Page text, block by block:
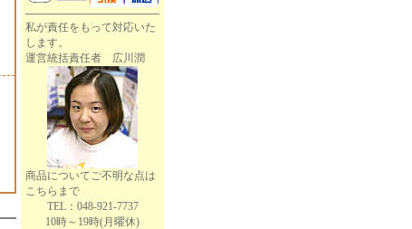
私が責任をもって対応いた
します。
運営統括責任者 広川潤
商品についてご不明な点は
こちらまで
TEL：048-921-7737
10時～19時(月曜休)